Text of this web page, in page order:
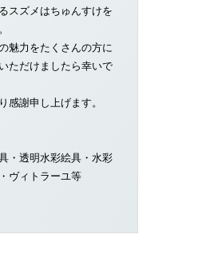
スズメはちゅんすけを
魅力をたくさんの方に
ただけましたら幸いで
感謝申し上げます。
・透明水彩絵具・水彩
ヴィトラーユ等